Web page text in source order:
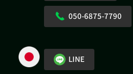
050-6875-7790
LINE